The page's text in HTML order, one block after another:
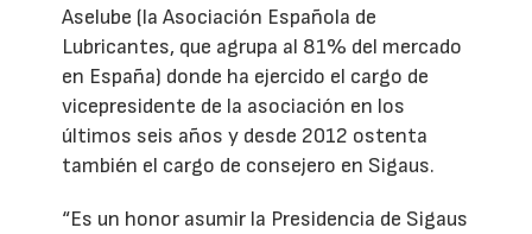
Aselube (la Asociación Española de
Lubricantes, que agrupa al 81% del mercado
en España) donde ha ejercido el cargo de
vicepresidente de la asociación en los
últimos seis años y desde 2012 ostenta
también el cargo de consejero en Sigaus.
“Es un honor asumir la Presidencia de Sigaus